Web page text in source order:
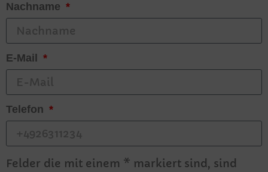
Nachname
E-Mail
Telefon
Felder die mit einem * markiert sind, sind